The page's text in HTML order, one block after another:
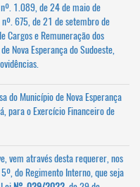
1.089, de 24 de maio de
675, de 21 de setembro de
Cargos e Remuneração dos
Nova Esperança do Sudoeste,
do Município de Nova Esperança
para o Exercício Financeiro de
vem através desta requerer, nos
do Regimento Interno, que seja